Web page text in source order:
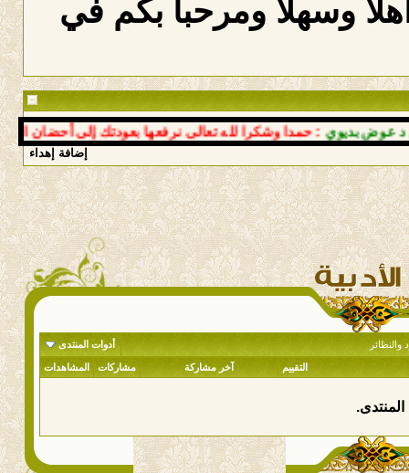
وسهلاً ومرحباً بكم في
بديوي : حمدا وشكرا لله تعالى نرفعها بعودتك إلى أحضان النبع
إضافة إهداء
أدوات المنتدى
التقييم آخر مشاركة مشاركات المشاهدات